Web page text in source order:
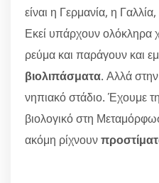
είναι η Γερμανία, η
Εκεί υπάρχουν
ρεύμα και παράγουν και
βιολιπάσματα. Αλλά
νηπιακό στάδιο. Έχουμε
βιολογικό στη
ακόμη ρίχνουν